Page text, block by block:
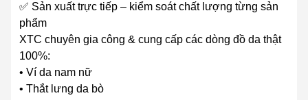
✅ Sản xuất trực tiếp – kiểm soát chất lượng từng sản
phẩm
XTC chuyên gia công & cung cấp các dòng đồ da thật
100%:
• Ví da nam nữ
• Thắt lưng da bò